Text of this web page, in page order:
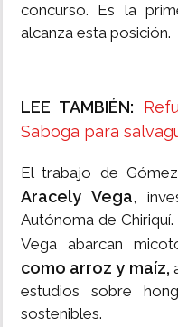
concurso. Es la
alcanza esta posición.
LEE TAMBIÉN:
Saboga para
El trabajo de
Aracely Vega,
Autónoma de
Vega abarcan
como arroz y maíz,
estudios sobre
sostenibles.